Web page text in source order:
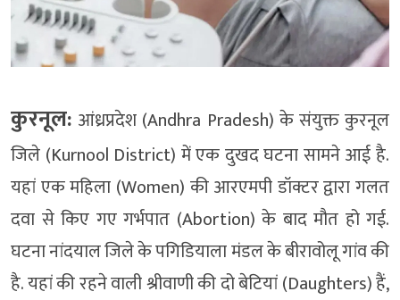
कुरनूल: आंध्रप्रदेश (Andhra Pradesh) के संयुक्त कुरनूल
जिले (Kurnool District) में एक दुखद घटना सामने आई है.
यहां एक महिला (Women) की आरएमपी डॉक्टर द्वारा गलत
दवा से किए गए गर्भपात (Abortion) के बाद मौत हो गई.
घटना नांदयाल जिले के पगिडियाला मंडल के बीरावोलू गांव की
है. यहां की रहने वाली श्रीवाणी की दो बेटियां (Daughters) हैं,